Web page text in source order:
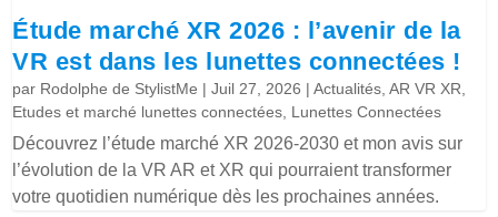
Étude marché XR 2026 : l’avenir de la
VR est dans les lunettes connectées !
par Rodolphe de StylistMe |Juil 27, 2026 |Actualités ,AR VR XR
Etudes et marché lunettes connectées Lunettes Connectées
Découvrez l’étude marché XR 2026-2030 et mon avis sur
l’évolution de la VR AR et XR qui pourraient transformer
votre quotidien numérique dès les prochaines années.